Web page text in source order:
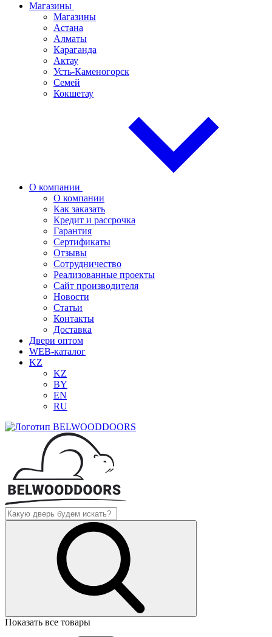
Магазины
Магазины
Астана
Алматы
Караганда
Актау
Усть-Каменогорск
Семей
Кокшетау
О компании
О компании
Как заказать
Кредит и рассрочка
Гарантия
Сертификаты
Отзывы
Сотрудничество
Реализованные проекты
Сайт производителя
Новости
Статьи
Контакты
Доставка
Двери оптом
WEB-каталог
KZ
KZ
BY
EN
RU
Показать все товары